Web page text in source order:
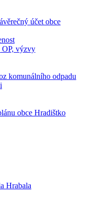
účet obce
OP, výzvy
komunálního odpadu
obce Hradištko
Hrabala